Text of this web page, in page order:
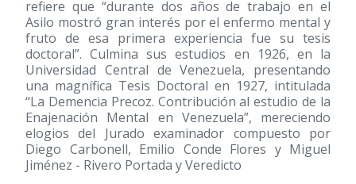
refiere que “durante dos años de trabajo en el
Asilo mostró gran interés por el enfermo mental y
fruto de esa primera experiencia fue su tesis
doctoral”. Culmina sus estudios en 1926, en la
Universidad Central de Venezuela, presentando
una magnífica Tesis Doctoral en 1927, intitulada
“La Demencia Precoz. Contribución al estudio de la
Enajenación Mental en Venezuela”, mereciendo
elogios del Jurado examinador compuesto por
Diego Carbonell, Emilio Conde Flores y Miguel
Jiménez - Rivero Portada y Veredicto